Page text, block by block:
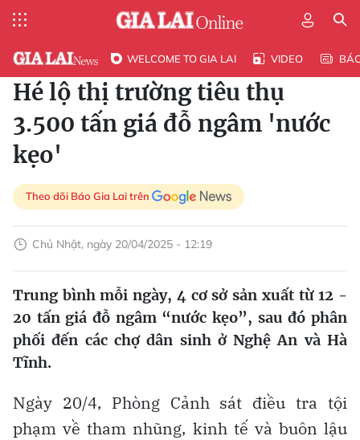
WELCOME TO GIA LAI VIDEO
Hé lộ thị trường tiêu thụ
3.500 tấn giá đỗ ngâm 'nước
kẹo'
Theo dõi Báo Gia Lai trên
Chủ Nhật, ngày 20/04/2025 - 12:19
Trung bình mỗi ngày, 4 cơ sở sản xuất từ 12 -
20 tấn giá đỗ ngâm “nước kẹo”, sau đó phân
phối đến các chợ dân sinh ở Nghệ An và Hà
Tĩnh.
Ngày 20/4, Phòng Cảnh sát điều tra tội
phạm về tham nhũng, kinh tế và buôn lậu